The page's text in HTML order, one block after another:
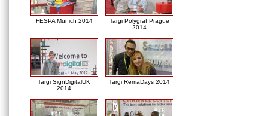
FESPA Munich 2014
Targi Polygraf Prague
2014
Targi SignDigitalUK
2014
Targi RemaDays 2014